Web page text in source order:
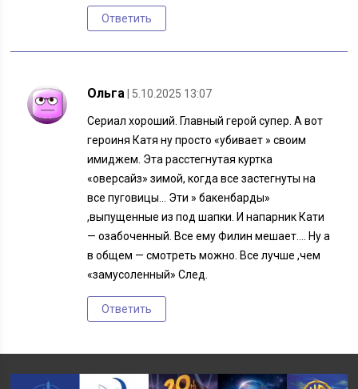
Ответить
Ольга | 5.10.2025 13:07
Сериал хороший. Главный герой супер. А вот
героиня Катя ну просто «убивает » своим
имиджем. Эта расстегнутая куртка
«оверсайз» зимой, когда все застегнуты на
все пуговицы… Эти » бакенбарды»
,выпущенные из под шапки. И напарник Кати
— озабоченный. Все ему Филин мешает…. Ну а
в общем — смотреть можно. Все лучше ,чем
«замусоленный» След.
Ответить